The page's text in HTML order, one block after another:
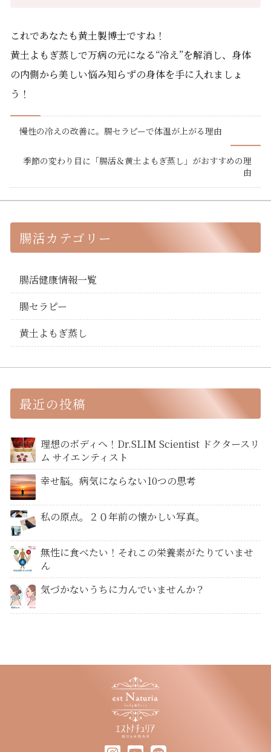
これであなたも黄土製博士ですね！
黄土よもぎ蒸しで万病の元になる“冷え”を解消し、身体
の内側から美しい悩み知らずの身体を手に入れましょ
う！
慢性の冷えの改善に。腸セラピーで体温が上がる理由
季節の変わり目に「腸活＆黄土よもぎ蒸し」がおすすめの理
由
腸活カテゴリー
腸活健康情報一覧
腸セラピー
黄土よもぎ蒸し
最近の投稿
理想のボディへ！Dr.SLIM Scientist ドクタースリ
ム サイエンティスト
幸せ脳。病気にならない10つの思考
私の原点。２０年前の懐かしい写真。
無性に食べたい！それこの栄養素がたりていませ
ん
気づかないうちに力んでいませんか？